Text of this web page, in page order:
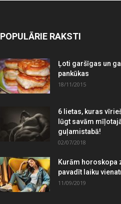
POPULĀRIE RAKSTI
Ļoti garšīgas un
pankūkas
18/11/2015
6 lietas, kuras
lūgt savām
guļamistabā!
02/07/2018
Kurām horoskopa
pavadīt laiku
11/09/2019